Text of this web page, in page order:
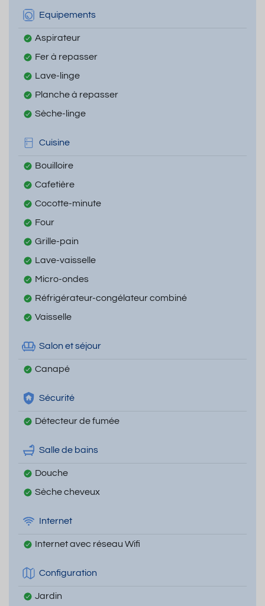
Equipements
Aspirateur
Fer à repasser
Lave-linge
Planche à repasser
Sèche-linge
Cuisine
Bouilloire
Cafetière
Cocotte-minute
Four
Grille-pain
Lave-vaisselle
Micro-ondes
Réfrigérateur-congélateur combiné
Vaisselle
Salon et séjour
Canapé
Sécurité
Détecteur de fumée
Salle de bains
Douche
Sèche cheveux
Internet
Internet avec réseau Wifi
Configuration
Jardin